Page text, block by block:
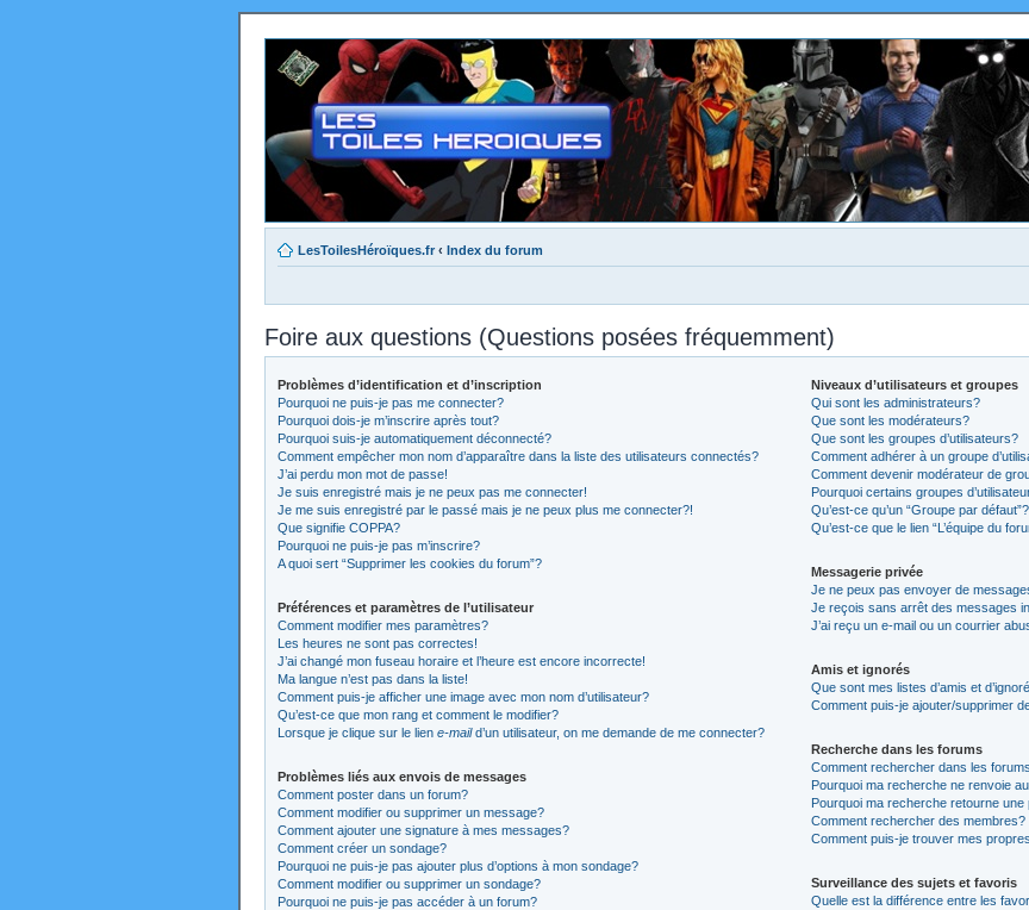
LesToilesHéroïques.fr ‹ Index du forum
Foire aux questions (Questions posées fréquemment)
Problèmes d’identification et d’inscription
Pourquoi ne puis-je pas me connecter?
Pourquoi dois-je m’inscrire après tout?
Pourquoi suis-je automatiquement déconnecté?
Comment empêcher mon nom d’apparaître dans la liste des utilisateurs connectés?
J’ai perdu mon mot de passe!
Je suis enregistré mais je ne peux pas me connecter!
Je me suis enregistré par le passé mais je ne peux plus me connecter?!
Que signifie COPPA?
Pourquoi ne puis-je pas m’inscrire?
A quoi sert “Supprimer les cookies du forum”?
Préférences et paramètres de l’utilisateur
Comment modifier mes paramètres?
Les heures ne sont pas correctes!
J’ai changé mon fuseau horaire et l’heure est encore incorrecte!
Ma langue n’est pas dans la liste!
Comment puis-je afficher une image avec mon nom d’utilisateur?
Qu’est-ce que mon rang et comment le modifier?
Lorsque je clique sur le lien e-maild’un utilisateur, on me demande de me connecter?
Problèmes liés aux envois de messages
Comment poster dans un forum?
Comment modifier ou supprimer un message?
Comment ajouter une signature à mes messages?
Comment créer un sondage?
Pourquoi ne puis-je pas ajouter plus d’options à mon sondage?
Comment modifier ou supprimer un sondage?
Pourquoi ne puis-je pas accéder à un forum?
Niveaux d’utilisateurs et groupes
Qui sont les administrateurs?
Que sont les modérateurs?
Que sont les groupes d’utilisateurs?
Comment adhérer à un groupe
Comment devenir modérateur de
Pourquoi certains groupes
Qu’est-ce qu’un “Groupe par défaut”?
Qu’est-ce que le lien “L’équipe du
Messagerie privée
Je ne peux pas envoyer de
Je reçois sans arrêt des messages
J’ai reçu un e-mail ou un courrier
Amis et ignorés
Que sont mes listes d’amis et
Comment puis-je ajouter/supprimer
Recherche dans les forums
Comment rechercher dans les
Pourquoi ma recherche ne renvoie
Pourquoi ma recherche retourne une
Comment rechercher des membres?
Comment puis-je trouver mes
Surveillance des sujets et favoris
Quelle est la différence entre les